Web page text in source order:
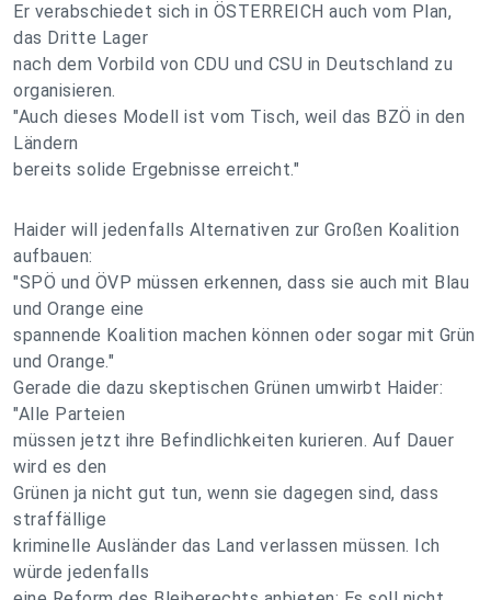
Er verabschiedet sich in ÖSTERREICH auch vom Plan,
das Dritte Lager
nach dem Vorbild von CDU und CSU in Deutschland zu
organisieren.
"Auch dieses Modell ist vom Tisch, weil das BZÖ in den
Ländern
bereits solide Ergebnisse erreicht."
Haider will jedenfalls Alternativen zur Großen Koalition
aufbauen:
"SPÖ und ÖVP müssen erkennen, dass sie auch mit Blau
und Orange eine
spannende Koalition machen können oder sogar mit Grün
und Orange."
Gerade die dazu skeptischen Grünen umwirbt Haider:
"Alle Parteien
müssen jetzt ihre Befindlichkeiten kurieren. Auf Dauer
wird es den
Grünen ja nicht gut tun, wenn sie dagegen sind, dass
straffällige
kriminelle Ausländer das Land verlassen müssen. Ich
würde jedenfalls